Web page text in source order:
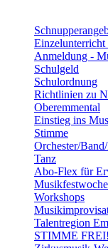
Einzelunterricht
Anmeldung -
Schulgeld
Schulordnung
Richtlinien zu
Oberemmental
Einstieg ins
Stimme
Orchester/
Tanz
Abo-Flex für
Musikfestwoche
Workshops
Talentregion
STIMME FREI!